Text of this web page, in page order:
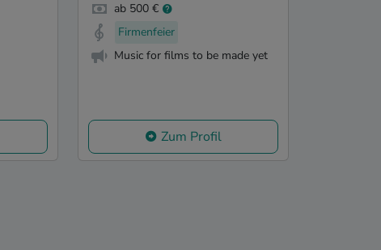
ab 500 €
Firmenfeier
Music for films to be made yet
Zum Profil